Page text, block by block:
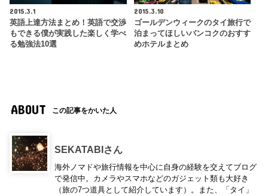
2015.3.1
英語上達方法まとめ！英語で交渉
もできる僕が実践した楽しく学べ
る勉強法10選
2015.3.10
ゴールデンウィークのタイ旅行で
泊まってほしいバンコクのおすす
めホテルまとめ
ABOUT この記事をかいた人
SEKATABIさん
海外ノマドや旅行情報を中心に自身の経験を交えてブログ
で発信中。カメラやスマホなどのガジェット類も大好き
（旅の7つ道具として紹介しています）。また、「タイ」